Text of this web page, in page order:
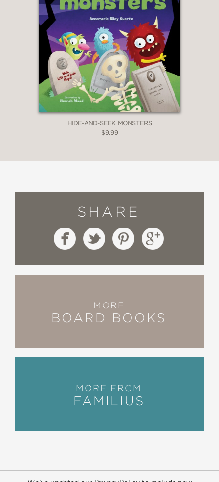
HIDE-AND-SEEK MONSTERS
$9.99
SHARE
MORE
BOARD BOOKS
MORE FROM
FAMILIUS